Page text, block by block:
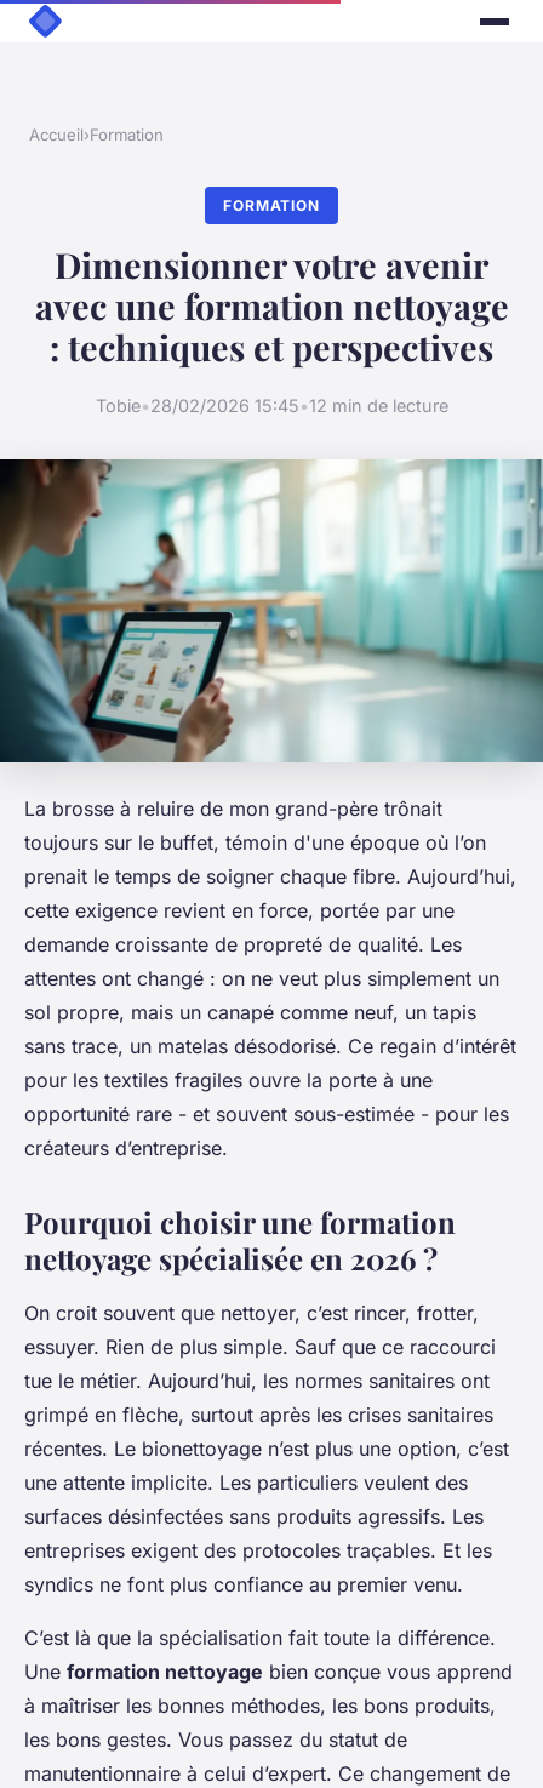
Accueil›Formation
FORMATION
Dimensionner votre avenir
avec une formation nettoyage
: techniques et perspectives
Tobie•28/02/2026 15:45•12 min de lecture
La brosse à reluire de mon grand-père trônait
toujours sur le buffet, témoin d'une époque où l’on
prenait le temps de soigner chaque fibre. Aujourd’hui,
cette exigence revient en force, portée par une
demande croissante de propreté de qualité. Les
attentes ont changé : on ne veut plus simplement un
sol propre, mais un canapé comme neuf, un tapis
sans trace, un matelas désodorisé. Ce regain d’intérêt
pour les textiles fragiles ouvre la porte à une
opportunité rare - et souvent sous-estimée - pour les
créateurs d’entreprise.
Pourquoi choisir une formation
nettoyage spécialisée en 2026 ?
On croit souvent que nettoyer, c’est rincer, frotter,
essuyer. Rien de plus simple. Sauf que ce raccourci
tue le métier. Aujourd’hui, les normes sanitaires ont
grimpé en flèche, surtout après les crises sanitaires
récentes. Le bionettoyage n’est plus une option, c’est
une attente implicite. Les particuliers veulent des
surfaces désinfectées sans produits agressifs. Les
entreprises exigent des protocoles traçables. Et les
syndics ne font plus confiance au premier venu.
C’est là que la spécialisation fait toute la différence.
Une formation nettoyage bien conçue vous apprend
à maîtriser les bonnes méthodes, les bons produits,
les bons gestes. Vous passez du statut de
manutentionnaire à celui d’expert. Ce changement de